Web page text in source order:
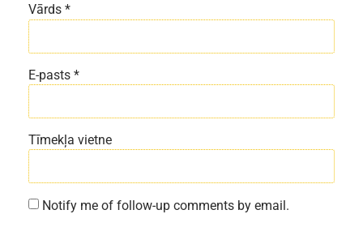
Vārds *
E-pasts *
Tīmekļa vietne
Notify me of follow-up comments by email.